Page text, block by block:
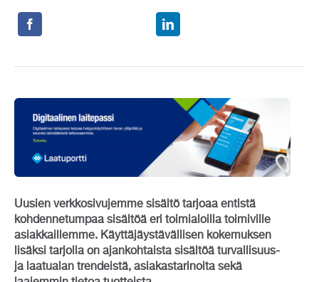
Uusien verkkosivujemme sisältö tarjoaa entistä
kohdennetumpaa sisältöä eri toimialoilla toimiville
asiakkaillemme. Käyttäjäystävällisen kokemuksen
lisäksi tarjolla on ajankohtaista sisältöä turvallisuus-
ja laatualan trendeistä, asiakastarinoita sekä